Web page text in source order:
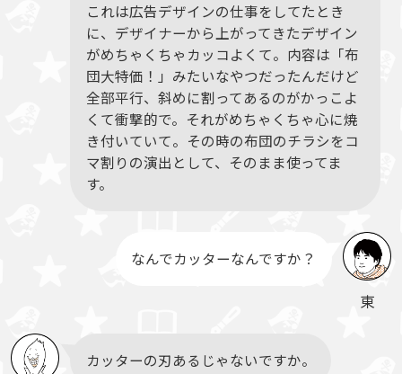
これは広告デザインの仕事をしてたとき
に、デザイナーから上がってきたデザイン
がめちゃくちゃカッコよくて。内容は「布
団大特価！」みたいなやつだったんだけど
全部平行、斜めに割ってあるのがかっこよ
くて衝撃的で。それがめちゃくちゃ心に焼
き付いていて。その時の布団のチラシをコ
マ割りの演出として、そのまま使ってま
す。
東
なんでカッターなんですか？
カッターの刃あるじゃないですか。